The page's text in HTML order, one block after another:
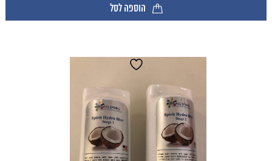
הוספה לסל